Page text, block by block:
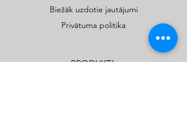
Biežāk uzdotie jautājumi
Privātuma politika
PRODUKTI